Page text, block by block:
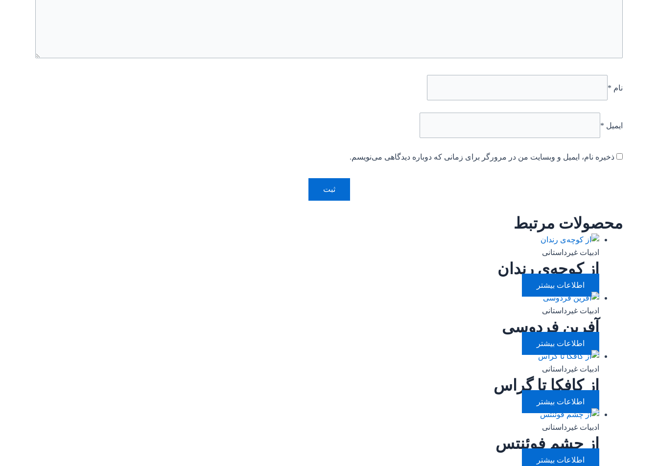
نام *
ایمیل *
ذخیره نام، ایمیل و وبسایت من در مرورگر برای زمانی که دوباره دیدگاهی می‌نویسم.
محصولات مرتبط
ادبیات غیرداستانی
از کوچه‌ی رندان
اطلاعات بیشتر
ادبیات غیرداستانی
آفرین فردوسی
اطلاعات بیشتر
ادبیات غیرداستانی
از کافکا تا گراس
اطلاعات بیشتر
ادبیات غیرداستانی
از چشم فوئنتس
اطلاعات بیشتر